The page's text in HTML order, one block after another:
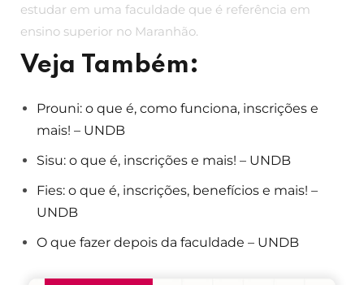
estudar em uma faculdade que é referência em
ensino superior no Maranhão.
Veja Também:
Prouni: o que é, como funciona, inscrições e
mais! – UNDB
Sisu: o que é, inscrições e mais! – UNDB
Fies: o que é, inscrições, benefícios e mais! –
UNDB
O que fazer depois da faculdade – UNDB